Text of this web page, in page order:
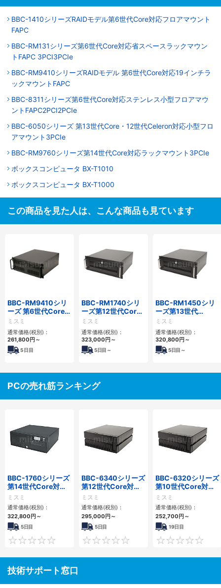
BBC-1410シリーズRAIDモデル第6世代Core対応フロアマウント
FAPC
BBC-RM131シリーズ第6世代Core対応省スペースラックマウン
トFAPC 3PCI3PCIe
BBC-RM9410シリーズRAIDモデル 第6世代Core対応19インチラ
ックマウントFAPC
BBC-8311シリーズ第6世代Core対応ステンレス小型フロアマウ
ントFAPC2PCI2PCIe
BBC-6050シリーズ 第13世代Core・12世代Celeron対応小型フロ
アマウント3PCIe
BBC-RM9760シリーズ第14世代Core対応ラックマウント3PCIe
ボックスコンピュータ BX-T1010
ボックスコンピュータ BX-T1000
この商品を見た人は、こんな商品も見ています
BBC-RM9410シリ
ーズ 第6世代Core対
応ラックマウント
FAPC 3PCI・3PCIe
ミスミ
通常価格(税別)：
261,800円～
5日目
BBC-RM1740シリ
ーズ第12世代Core
省スペースラックマ
ウントFAPC4PCI・
3PCIe
ミスミ
通常価格(税別)：
323,000円～
5日目～
BBC-RM1450シリ
ーズ第13世代
Core・12世代
Celeron対応ラック
マウント4PCIe
ミスミ
通常価格(税別)：
320,800円～
5日目～
PCの売れ筋ランキング
BBC-1760シリーズ
第14世代Core対応
小型フロアマウント
3PCIe
ミスミ
通常価格(税別)：
322,800円～
5日目
0
BBC-6340シリーズ
第12世代Core対応
小型フロアマウント
PC2PCI/2PCIe
ミスミ
通常価格(税別)：
295,000円～
5日目
0
BBC-6320シリーズ
第10世代Core対応
小型フロアマウント
FAPC 2PCI・2PCIe
ミスミ
通常価格(税別)：
252,700円～
19日目
技術サポート窓口